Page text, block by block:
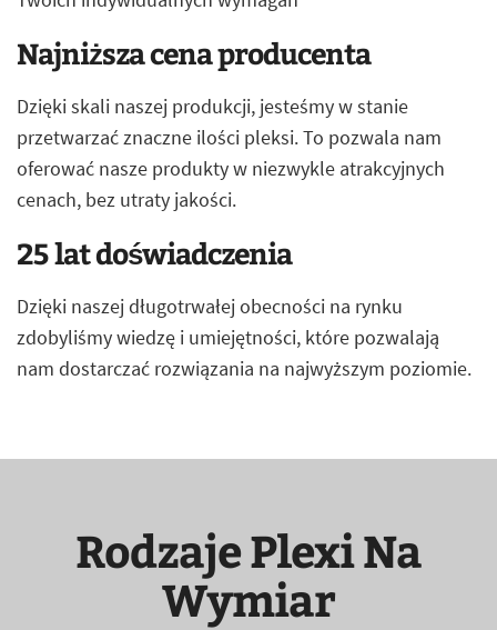
Najniższa cena producenta
Dzięki skali naszej produkcji, jesteśmy w stanie
przetwarzać znaczne ilości pleksi. To pozwala nam
oferować nasze produkty w niezwykle atrakcyjnych
cenach, bez utraty jakości.
25 lat doświadczenia
Dzięki naszej długotrwałej obecności na rynku
zdobyliśmy wiedzę i umiejętności, które pozwalają
nam dostarczać rozwiązania na najwyższym poziomie.
Rodzaje Plexi Na
Wymiar